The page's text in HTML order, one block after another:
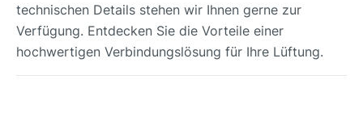
technischen Details stehen wir Ihnen gerne zur
Verfügung. Entdecken Sie die Vorteile einer
hochwertigen Verbindungslösung für Ihre Lüftung.